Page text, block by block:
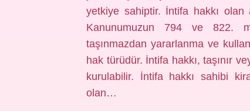
yetkiye sahiptir. İntifa hakkı olan
Kanunumuzun 794 ve 822.
taşınmazdan yararlanma ve
hak türüdür. İntifa hakkı, taşınır
kurulabilir. İntifa hakkı sahibi
olan…